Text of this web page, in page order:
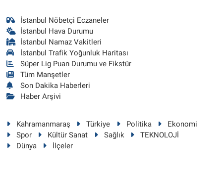
İstanbul Nöbetçi Eczaneler
İstanbul Hava Durumu
İstanbul Namaz Vakitleri
İstanbul Trafik Yoğunluk Haritası
Süper Lig Puan Durumu ve Fikstür
Tüm Manşetler
Son Dakika Haberleri
Haber Arşivi
Kahramanmaraş Türkiye Politika
Ekonomi
Spor
Kültür Sanat Sağlık
TEKNOLOJİ
Dünya
İlçeler